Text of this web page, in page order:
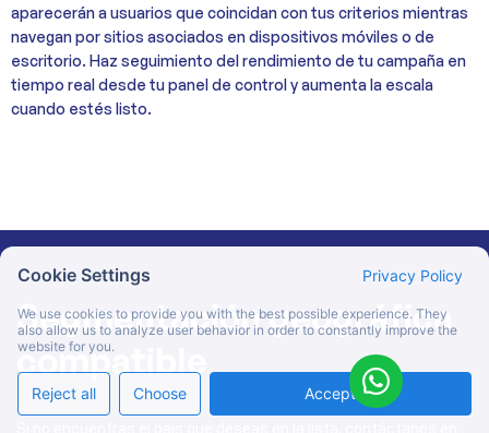
aparecerán a usuarios que coincidan con tus criterios mientras
navegan por sitios asociados en dispositivos móviles o de
escritorio. Haz seguimiento del rendimiento de tu campaña en
tiempo real desde tu panel de control y aumenta la escala
cuando estés listo.
Segmentación geográfica
compatible
Cookie Settings Privacy Policy
We use cookies to provide you with the best possible experience. They
also allow us to analyze user behavior in order to constantly improve the
website for you.
Reject all Choose Accept All